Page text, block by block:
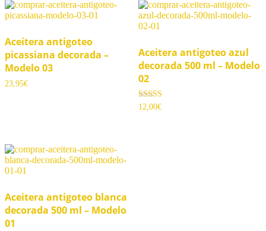
Aceitera antigoteo
picassiana decorada –
Modelo 03
23,95€
Aceitera antigoteo azul
decorada 500 ml – Modelo
02
Valorado con
5.00
12,00€
Aceitera antigoteo blanca
decorada 500 ml – Modelo
01